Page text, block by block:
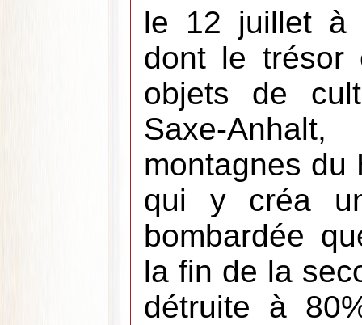
le 12 juillet à
dont le trésor
objets de
Saxe-
montagnes du
qui y créa
bombardée
la fin de la
détruite à